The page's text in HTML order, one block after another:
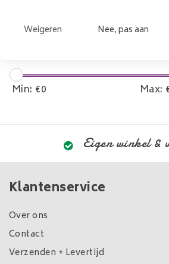
Min: €0 Max:
Eigen winkel &
Klantenservice
Over ons
Contact
Verzenden + Levertijd
Weigeren Nee, pas aan